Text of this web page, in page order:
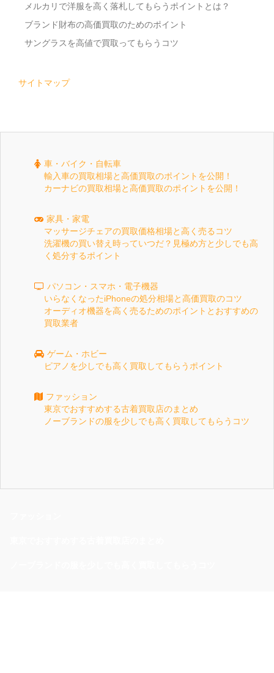
メルカリで洋服を高く落札してもらうポイントとは？
ブランド財布の高価買取のためのポイント
サングラスを高値で買取ってもらうコツ
サイトマップ
車・バイク・自転車
輸入車の買取相場と高価買取のポイントを公開！
カーナビの買取相場と高価買取のポイントを公開！
家具・家電
マッサージチェアの買取価格相場と高く売るコツ
洗濯機の買い替え時っていつだ？見極め方と少しでも高
く処分するポイント
パソコン・スマホ・電子機器
いらなくなったiPhoneの処分相場と高価買取のコツ
オーディオ機器を高く売るためのポイントとおすすめの
買取業者
ゲーム・ホビー
ピアノを少しでも高く買取してもらうポイント
ファッション
東京でおすすめする古着買取店のまとめ
ノーブランドの服を少しでも高く買取してもらうコツ